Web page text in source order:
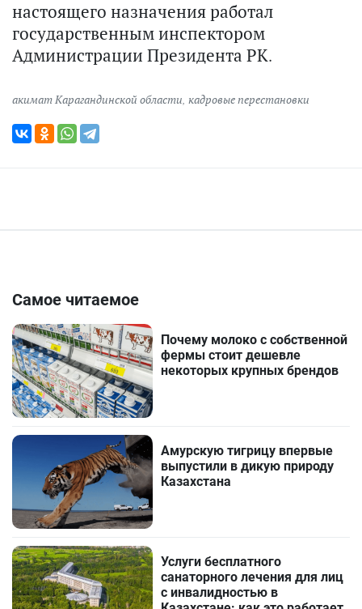
настоящего назначения работал
государственным инспектором
Администрации Президента РК.
акимат Карагандинской области кадровые перестановки
Самое читаемое
Почему молоко с собственной
фермы стоит дешевле
некоторых крупных брендов
Амурскую тигрицу впервые
выпустили в дикую природу
Казахстана
Услуги бесплатного
санаторного лечения для лиц
с инвалидностью в